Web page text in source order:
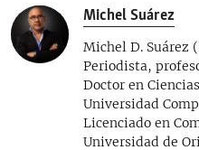
Michel Suárez
Michel D. Suárez
Periodista,
Doctor en
Universidad
Licenciado en
Universidad de